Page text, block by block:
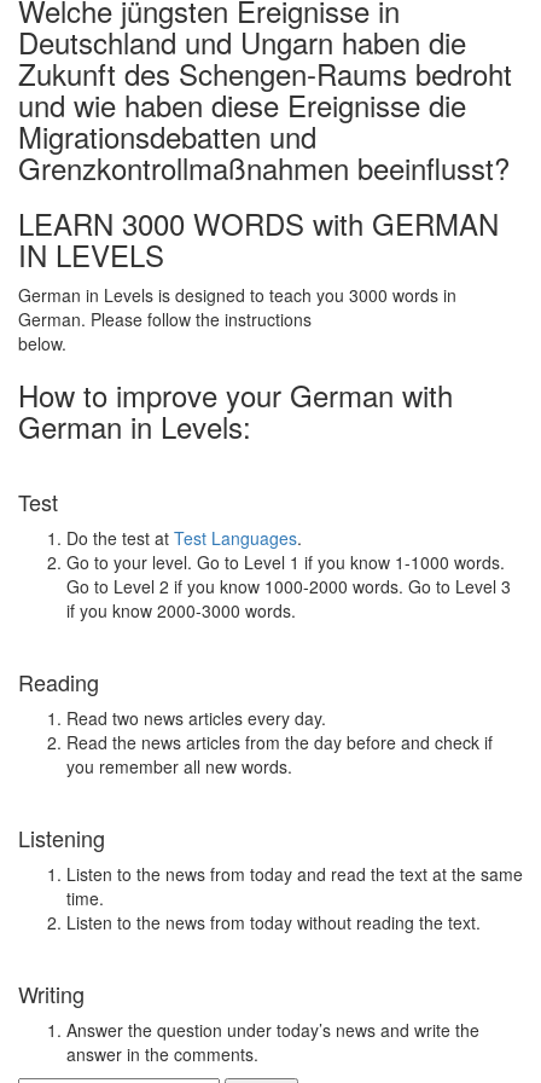
Welche jüngsten Ereignisse in
Deutschland und Ungarn haben die
Zukunft des Schengen-Raums bedroht
und wie haben diese Ereignisse die
Migrationsdebatten und
Grenzkontrollmaßnahmen beeinflusst?
LEARN 3000 WORDS with GERMAN
IN LEVELS
German in Levels is designed to teach you 3000 words in
German. Please follow the instructions
below.
How to improve your German with
German in Levels:
Test
Do the test at Test Languages.
Go to your level. Go to Level 1 if you know 1-1000 words.
Go to Level 2 if you know 1000-2000 words. Go to Level 3
if you know 2000-3000 words.
Reading
Read two news articles every day.
Read the news articles from the day before and check if
you remember all new words.
Listening
Listen to the news from today and read the text at the same
time.
Listen to the news from today without reading the text.
Writing
Answer the question under today’s news and write the
answer in the comments.